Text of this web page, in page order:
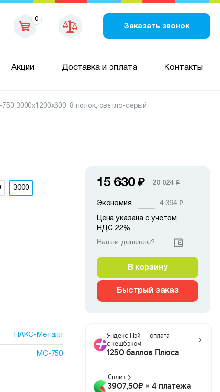
0
Заказать звонок
Акции Доставка и оплата Контакты
3000х1200х600, 8 полок, светло-серый
3000
ПАКС-Металл
МС-750
15 630 ₽ 20 024₽
Экономия 4 394 ₽
Цена указана с учётом
НДС 22%
Нашли дешевле?
В корзину
Быстрый заказ